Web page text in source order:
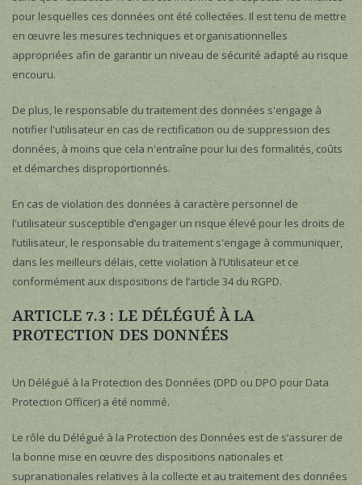
pour lesquelles ces données ont été collectées. Il est tenu de mettre
en œuvre les mesures techniques et organisationnelles
appropriées afin de garantir un niveau de sécurité adapté au risque
encouru.
De plus, le responsable du traitement des données s'engage à
notifier l'utilisateur en cas de rectification ou de suppression des
données, à moins que cela n'entraîne pour lui des formalités, coûts
et démarches disproportionnés.
En cas de violation des données à caractère personnel de
l'utilisateur susceptible d’engager un risque élevé pour les droits de
l’utilisateur, le responsable du traitement s'engage à communiquer,
dans les meilleurs délais, cette violation à l’Utilisateur et ce
conformément aux dispositions de l’article 34 du RGPD.
ARTICLE 7.3 : LE DÉLÉGUÉ À LA
PROTECTION DES DONNÉES
Un Délégué à la Protection des Données (DPD ou DPO pour Data
Protection Officer) a été nommé.
Le rôle du Délégué à la Protection des Données est de s’assurer de
la bonne mise en œuvre des dispositions nationales et
supranationales relatives à la collecte et au traitement des données